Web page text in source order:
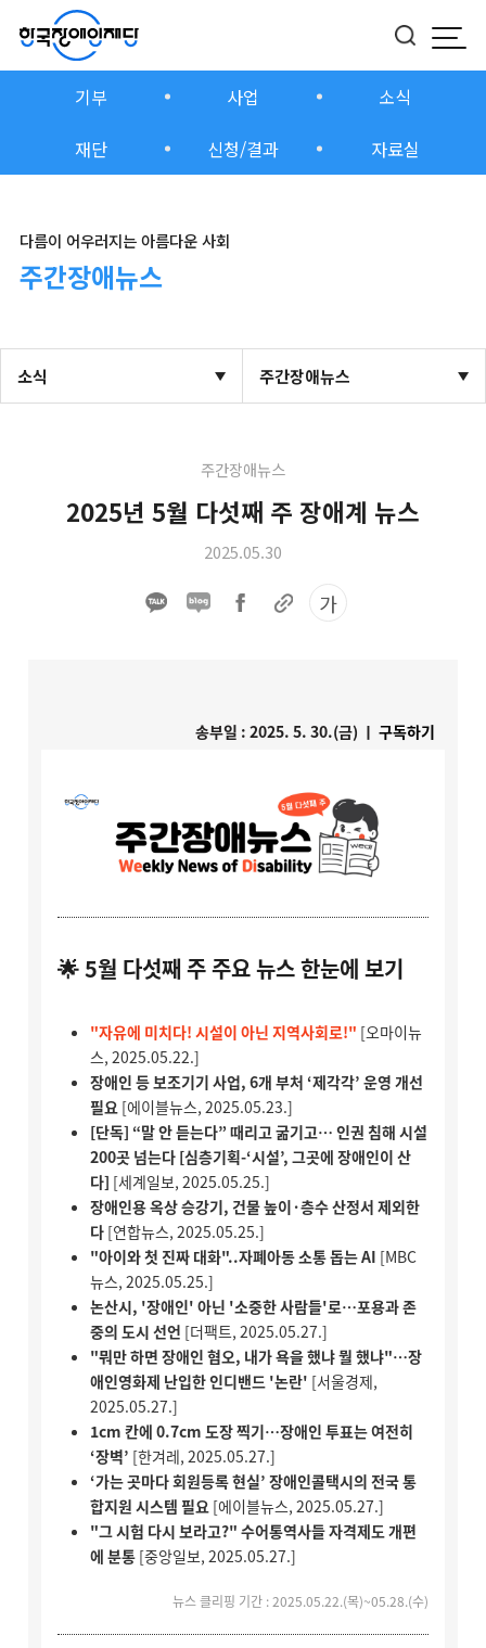
모
버튼
기부 사업
소식
재단
신청/결과 자료실
다름이 어우러지는 아름다운 사회
주간장애뉴스
소식 주간장애뉴스
주간장애뉴스
2025년 5월 다섯째 주 장애계 뉴스
2025.05.30
가